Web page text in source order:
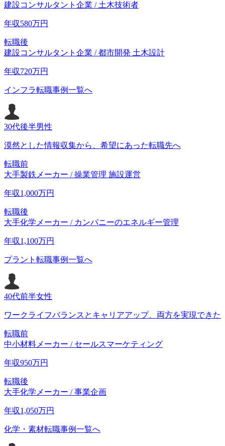
建設コンサルタント企業 / 土木技術者
年収580万円
転職後
建設コンサルタント企業 / 都市開発 土木設計
年収720万円
インフラ転職事例一覧へ
30代後半男性
漠然とした情報収集から、希望にあった転職先へ
転職前
大手製鉄メーカー / 操業管理 施設運営
年収1,000万円
転職後
大手化学メーカー / カンパニーのエネルギー管理
年収1,100万円
プラント転職事例一覧へ
40代前半女性
ワークライフバランスとキャリアアップ、両方を実現できた
転職前
中小材料メーカー / セールスマーケティング
年収950万円
転職後
大手化学メーカー / 事業企画
年収1,050万円
化学・素材転職事例一覧へ